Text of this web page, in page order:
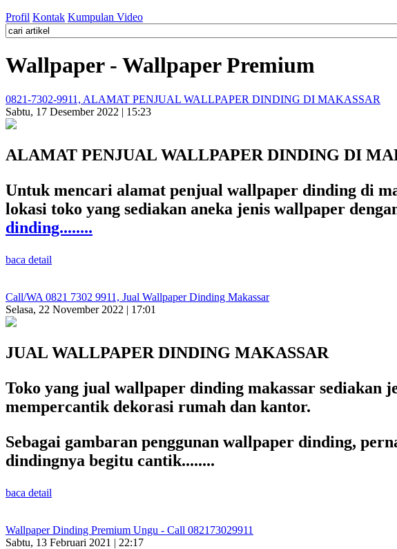
Profil Kontak Kumpulan Video
Wallpaper - Wallpaper Premium
0821-7302-9911, ALAMAT PENJUAL WALLPAPER DINDING DI MAKASSAR
Sabtu, 17 Desember 2022 | 15:23
ALAMAT PENJUAL WALLPAPER DINDING DI
Untuk mencari alamat penjual wallpaper dinding di
lokasi toko yang sediakan aneka jenis wallpaper
dinding........
baca detail
Call/WA 0821 7302 9911, Jual Wallpaper Dinding Makassar
Selasa, 22 November 2022 | 17:01
JUAL WALLPAPER DINDING MAKASSAR
Toko yang jual wallpaper dinding makassar
mempercantik dekorasi rumah dan kantor.
Sebagai gambaran penggunan wallpaper dinding,
dindingnya begitu cantik........
baca detail
Wallpaper Dinding Premium Ungu - Call 082173029911
Sabtu, 13 Februari 2021 | 22:17